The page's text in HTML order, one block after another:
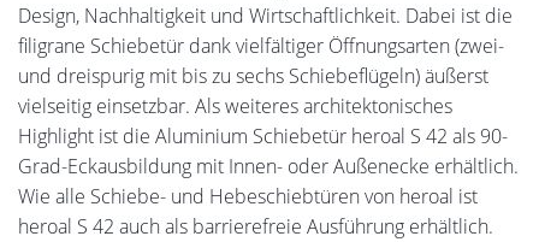
Design, Nachhaltigkeit und Wirtschaftlichkeit. Dabei ist die
filigrane Schiebetür dank vielfältiger Öffnungsarten (zwei-
und dreispurig mit bis zu sechs Schiebeflügeln) äußerst
vielseitig einsetzbar. Als weiteres architektonisches
Highlight ist die Aluminium Schiebetür heroal S 42 als 90-
Grad-Eckausbildung mit Innen- oder Außenecke erhältlich.
Wie alle Schiebe- und Hebeschiebtüren von heroal ist
heroal S 42 auch als barrierefreie Ausführung erhältlich.